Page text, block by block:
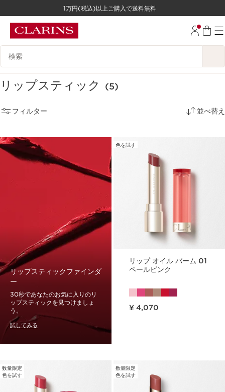
コンテンツへ移動
1万円(税込)以上ご購入で送料無料
検索候補
リップスティック (5)
フィルター 並べ替え
リップスティックファインダ
ー
30秒であなたのお気に入りのリ
ップスティックを見つけましょ
う。
試してみる
色を試す
リップ オイル バーム 01
ペールピンク
¥ 4,070
数量限定
色を試す
数量限定
色を試す